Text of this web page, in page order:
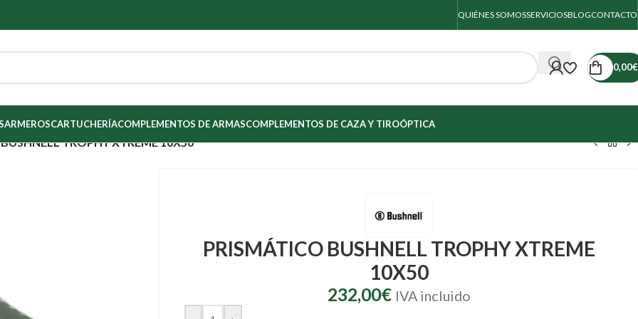
QUIÉNES SOMOSSERVICIOSBLOGCONTACTO
0,00€
ARMEROSCARTUCHERÍACOMPLEMENTOS DE ARMASCOMPLEMENTOS DE CAZA Y TIROÓPTICA
TROPHY XTREME 10X50
PRISMÁTICO BUSHNELL TROPHY XTREME
10X50
232,00€ IVA incluido